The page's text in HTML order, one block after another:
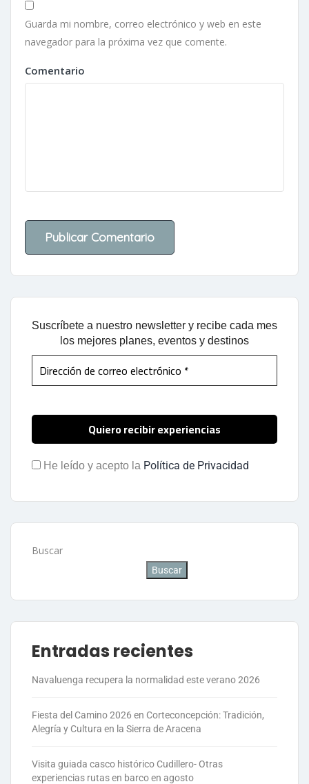
Guarda mi nombre, correo electrónico y web en este
navegador para la próxima vez que comente.
Comentario
Suscríbete a nuestro newsletter y recibe cada mes
los mejores planes, eventos y destinos
He leído y acepto la Política de Privacidad
Buscar
Buscar
Entradas recientes
Navaluenga recupera la normalidad este verano 2026
Fiesta del Camino 2026 en Corteconcepción: Tradición,
Alegría y Cultura en la Sierra de Aracena
Visita guiada casco histórico Cudillero- Otras
experiencias rutas en barco en agosto